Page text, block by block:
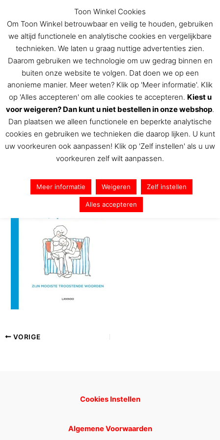
inhoud
De Toon Hermans winkel
stilte2
DoorToon Hermans/11 december 2018
VORIGE
Cookies Instellen
Algemene Voorwaarden
Toon Winkel Cookies
Om Toon Winkel betrouwbaar en veilig te houden, gebruiken
we altijd functionele en analytische cookies en vergelijkbare
technieken. We laten u graag nuttige advertenties zien.
Daarom gebruiken we technologie om uw gedrag binnen en
buiten onze website te volgen. Dat doen we op een
anonieme manier. Meer weten? Klik op 'Meer informatie'. Klik
op 'Alles accepteren' om alle cookies te accepteren. Kiest u
voor weigeren? Dan kunt u niet bestellen in onze webshop.
Dan plaatsen we alleen functionele en beperkte analytische
cookies en gebruiken we technieken die daarop lijken. U kunt
uw voorkeuren ook aanpassen! Klik op 'Zelf instellen' als u uw
voorkeuren zelf wilt aanpassen.
Meer informatie Weigeren Zelf instellen
Alles accepteren